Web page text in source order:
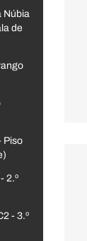
Núbia
de
Piso
2.º
- 3.º